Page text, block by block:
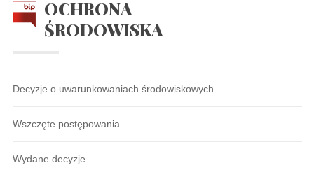
OCHRONA
ŚRODOWISKA
Decyzje o uwarunkowaniach środowiskowych
Wszczęte postępowania
Wydane decyzje